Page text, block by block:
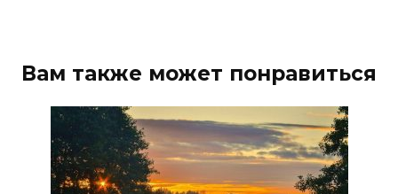
Вам также может понравиться